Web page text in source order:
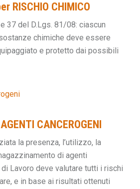
RISCHIO CHIMICO
37 del D.Lgs. 81/08: ciascun
chimiche deve essere
e protetto dai possibili
CANCEROGENI
la presenza, l’utilizzo, la
di agenti
Lavoro deve valutare tutti i rischi
e in base ai risultati ottenuti